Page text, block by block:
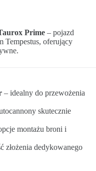
Prime – pojazd
oferujący
– idealny do przewożenia
skutecznie
montażu broni i
złożenia dedykowanego